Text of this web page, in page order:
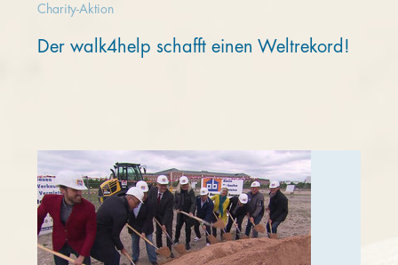
Charity-Aktion
Der walk4help schafft einen Weltrekord!